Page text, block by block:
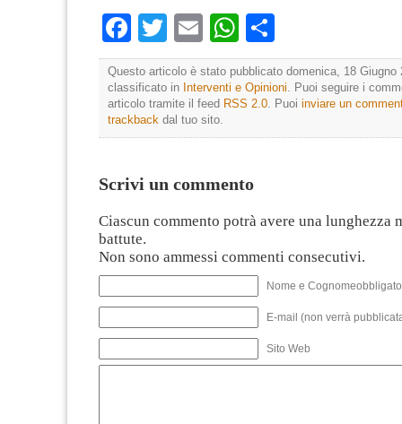
Facebook
TwitterEmailWhatsApp
Questo articolo è stato pubblicato domenica, 18 Giugno
classificato in Interventi e Opinioni. Puoi seguire i
articolo tramite il feed RSS 2.0. Puoi inviare un
trackback dal tuo sito.
Scrivi un commento
Ciascun commento potrà avere una lunghezza
battute.
Non sono ammessi commenti consecutivi.
Nome e
E-mail (non verrà
Sito Web